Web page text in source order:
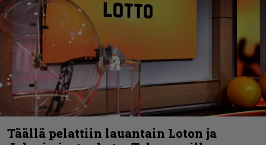
Täällä pelattiin lauantain Loton ja